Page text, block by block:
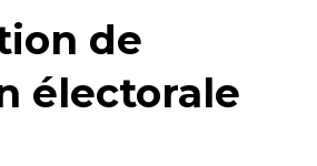
de
électorale